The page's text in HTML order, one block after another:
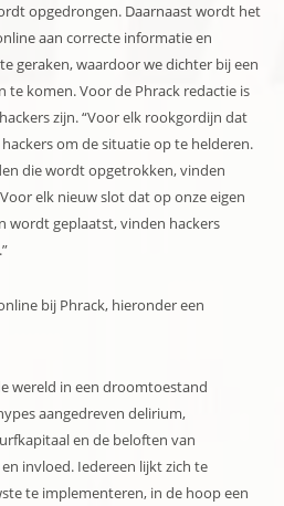
opgedrongen. Daarnaast wordt het
aan correcte informatie en
geraken, waardoor we dichter bij een
te komen. Voor de Phrack redactie is
zijn. “Voor elk rookgordijn dat
om de situatie op te helderen.
die wordt opgetrokken, vinden
elk nieuw slot dat op onze eigen
wordt geplaatst, vinden hackers
bij Phrack, hieronder een
wereld in een droomtoestand
aangedreven delirium,
en de beloften van
invloed. Iedereen lijkt zich te
te implementeren, in de hoop een